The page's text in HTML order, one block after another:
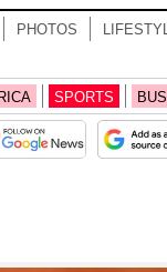
PHOTOS
SPORTS